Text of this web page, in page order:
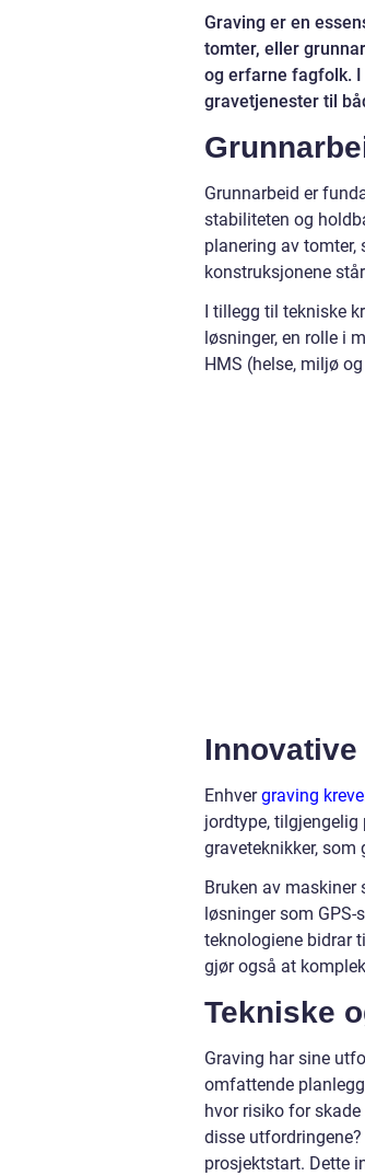
Graving er en
tomter, eller
og erfarne fagfolk.
gravetjenester til
Grunnarbeid er
stabiliteten og
planering av tomter,
konstruksjonene
I tillegg til tekniske
løsninger, en rolle i
HMS (helse, miljø
Enhvergraving
jordtype,
graveteknikker, som
Bruken av maskiner
løsninger som
teknologiene bidrar
gjør også at
Tekniske
Graving har sine
omfattende
hvor risiko for
disse
prosjektstart. Dette